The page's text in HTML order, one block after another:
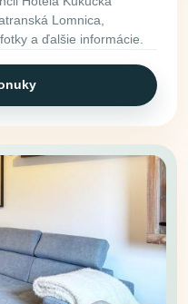
Lomnica,
a ďalšie informácie.